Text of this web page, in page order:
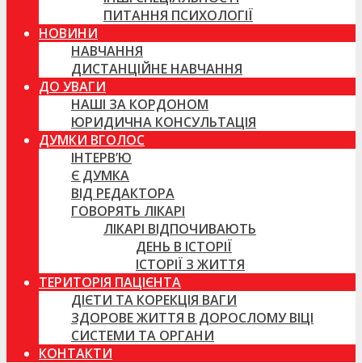
ПИТАННЯ ПСИХОЛОГІЇ
НОВИНИ
НАВЧАННЯ
ДИСТАНЦІЙНЕ НАВЧАННЯ
ДО УВАГИ
НАШІ ЗА КОРДОНОМ
ЮРИДИЧНА КОНСУЛЬТАЦІЯ
ДУМКИ ВГОЛОС
ІНТЕРВ’Ю
Є ДУМКА
ВІД РЕДАКТОРА
ГОВОРЯТЬ ЛІКАРІ
ЛІКАРІ ВІДПОЧИВАЮТЬ
ДЕНЬ В ІСТОРІЇ
ІСТОРІЇ З ЖИТТЯ
ТЕРИТОРІЯ ПАЦІЄНТА
ДІЄТИ ТА КОРЕКЦІЯ ВАГИ
ЗДОРОВЕ ЖИТТЯ В ДОРОСЛОМУ ВІЦІ
СИСТЕМИ ТА ОРГАНИ
КОНТАКТИ